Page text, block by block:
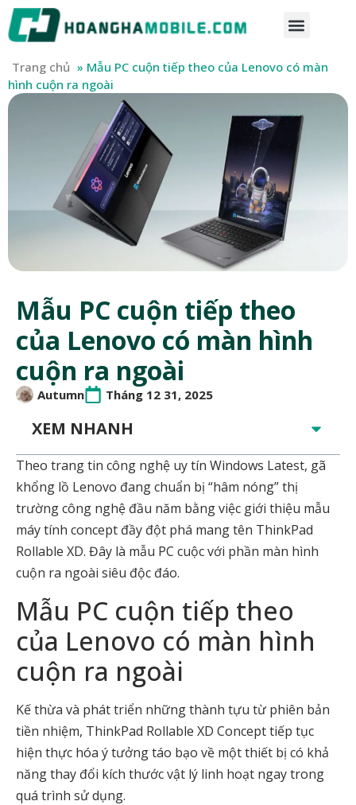
Trang chủ » Mẫu PC cuộn tiếp theo của Lenovo có màn
hình cuộn ra ngoài
Mẫu PC cuộn tiếp theo
của Lenovo có màn hình
cuộn ra ngoài
Autumn Tháng 12 31, 2025
XEM NHANH
Theo trang tin công nghệ uy tín Windows Latest, gã
khổng lồ Lenovo đang chuẩn bị “hâm nóng” thị
trường công nghệ đầu năm bằng việc giới thiệu mẫu
máy tính concept đầy đột phá mang tên ThinkPad
Rollable XD. Đây là mẫu PC cuộc với phần màn hình
cuộn ra ngoài siêu độc đáo.
Mẫu PC cuộn tiếp theo
của Lenovo có màn hình
cuộn ra ngoài
Kế thừa và phát triển những thành tựu từ phiên bản
tiền nhiệm, ThinkPad Rollable XD Concept tiếp tục
hiện thực hóa ý tưởng táo bạo về một thiết bị có khả
năng thay đổi kích thước vật lý linh hoạt ngay trong
quá trình sử dụng.